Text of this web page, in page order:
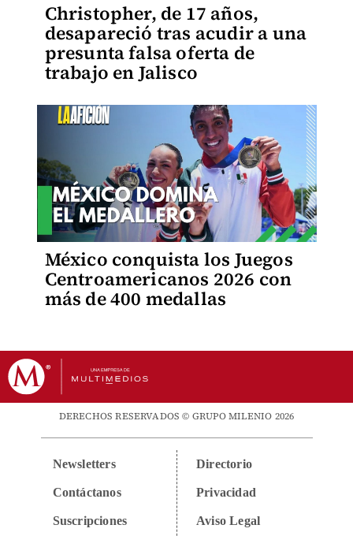
Christopher, de 17 años,
desapareció tras acudir a una
presunta falsa oferta de
trabajo en Jalisco
México conquista los Juegos
Centroamericanos 2026 con
más de 400 medallas
DERECHOS RESERVADOS © GRUPO MILENIO 2026
Newsletters
Contáctanos
Suscripciones
Directorio
Privacidad
Aviso Legal